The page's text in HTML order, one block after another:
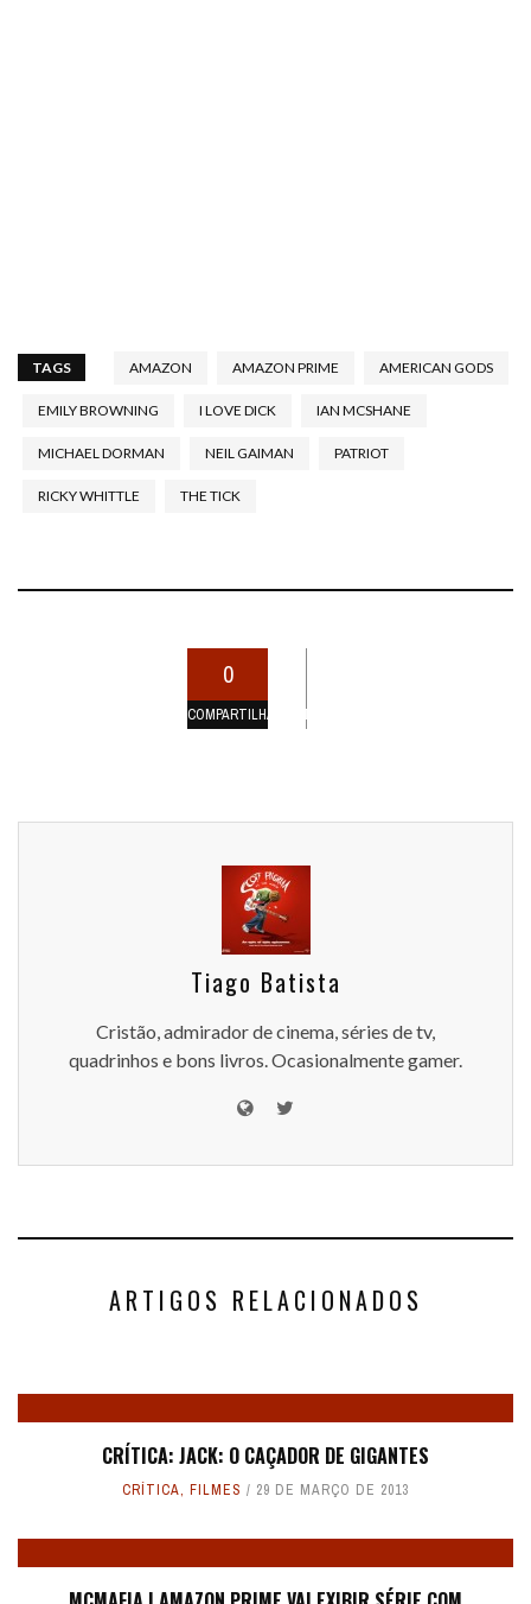
TAGS AMAZON AMAZON PRIME AMERICAN GODS
EMILY BROWNING I LOVE DICK IAN MCSHANE
MICHAEL DORMAN NEIL GAIMAN PATRIOT
RICKY WHITTLE THE TICK
0
COMPARTILHAMENTOS
Tiago Batista
Cristão, admirador de cinema, séries de tv,
quadrinhos e bons livros. Ocasionalmente gamer.
ARTIGOS RELACIONADOS
CRÍTICA: JACK: O CAÇADOR DE GIGANTES
CRÍTICA, FILMES 29 DE MARÇO DE 2013